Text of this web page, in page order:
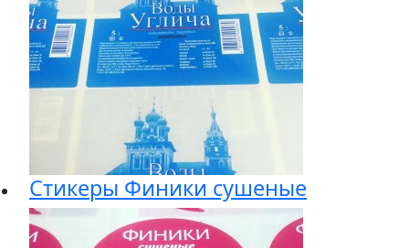
Стикеры Финики сушеные